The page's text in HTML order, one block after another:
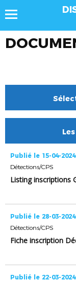
Publié le 15-04-2024
Détections/CPS
Listing inscriptions
Publié le 28-03-2024
Détections/CPS
Fiche inscription
Publié le 22-03-2024